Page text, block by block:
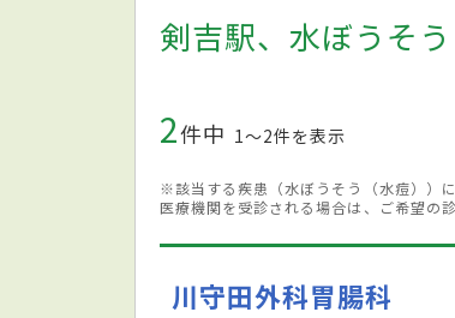
剣吉駅、水ぼうそう
2件中 1〜2件を表示
※該当する疾患（水ぼうそう（水痘））
医療機関を受診される場合は、ご希望の
川守田外科胃腸科